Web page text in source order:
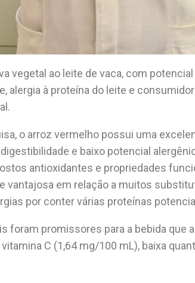
vegetal ao leite de vaca, com
alergia à proteína do leite e
o arroz vermelho possui uma
e baixo potencial
antioxidantes e propriedades
vantajosa em relação a muitos
por conter várias proteínas
foram promissores para a bebida que
C (1,64 mg/100 mL), baixa